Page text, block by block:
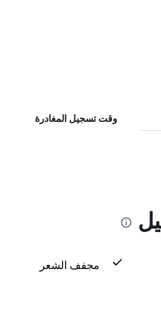
وقت تسجيل المغادرة
مجفف الشعر